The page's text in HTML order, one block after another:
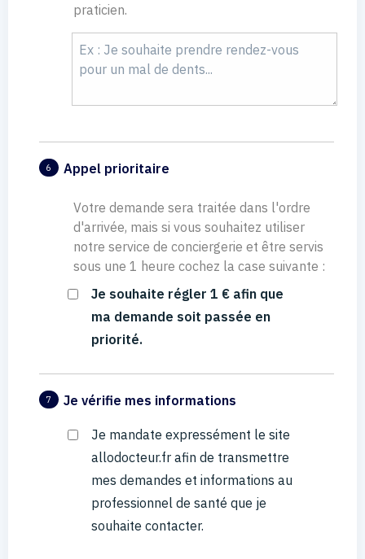
praticien.
6 Appel prioritaire
Votre demande sera traitée dans l'ordre
d'arrivée, mais si vous souhaitez utiliser
notre service de conciergerie et être servis
sous une 1 heure cochez la case suivante :
Je souhaite régler 1 € afin que
ma demande soit passée en
priorité.
7 Je vérifie mes informations
Je mandate expressément le site
allodocteur.fr afin de transmettre
mes demandes et informations au
professionnel de santé que je
souhaite contacter.